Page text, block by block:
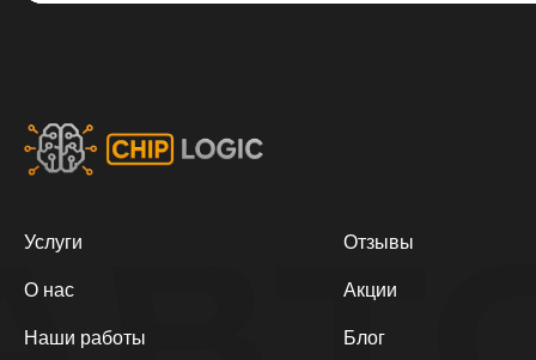
Услуги
О нас
Наши работы
Отзывы
Акции
Блог